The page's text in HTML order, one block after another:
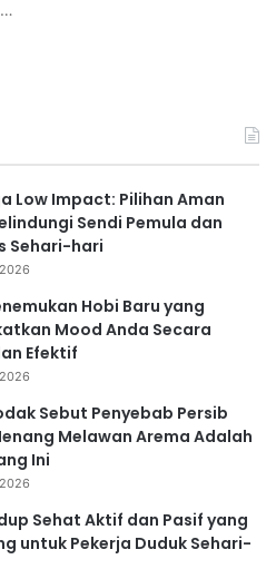
Low Impact: Pilihan Aman
Sendi Pemula dan
Sehari-hari
Hobi Baru yang
Mood Anda Secara
Efektif
Sebut Penyebab Persib
Melawan Arema Adalah
Ini
Sehat Aktif dan Pasif yang
untuk Pekerja Duduk Sehari-